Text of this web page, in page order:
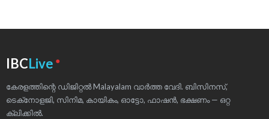
IBCLive ●
കേരളത്തിന്റെ ഡിജിറ്റൽ Malayalam വാർത്ത വേദി. ബിസിനസ്,
ടെക്‌നോളജി, സിനിമ, കായികം, ഓട്ടോ, ഫാഷൻ, ഭക്ഷണം — ഒറ്റ
ക്ലിക്കിൽ.